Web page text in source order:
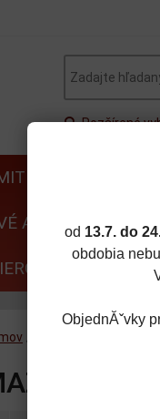
Rozšírené
AUTÁ od 13.7. do
obdobia
ObjednĂˇvky